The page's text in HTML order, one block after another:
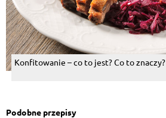
Konfitowanie – co to jest? Co to znaczy?
Podobne przepisy